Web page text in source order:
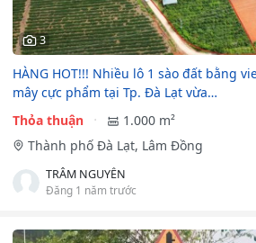
3
HÀNG HOT!!! Nhiều lô 1 sào đất bằng
mây cực phẩm tại Tp. Đà Lạt vừa…
Thỏa thuận
1.000 m²
Thành phố Đà Lạt, Lâm Đồng
TRÂM NGUYỄN
Đăng 1 năm trước